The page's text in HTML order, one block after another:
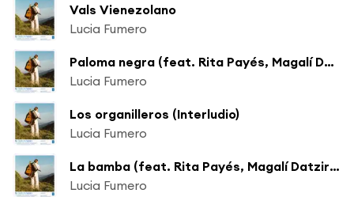
Vals Vienezolano
Lucia Fumero
Paloma negra (feat. Rita Payés, Magalí Datzira & Eva Fernández)
Lucia Fumero
Los organilleros (Interludio)
Lucia Fumero
La bamba (feat. Rita Payés, Magalí Datzira & Eva Fernández)
Lucia Fumero